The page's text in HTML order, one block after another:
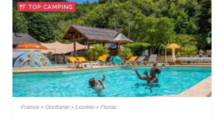
TOP CAMPING
France > Occitanie > Lozère > Florac